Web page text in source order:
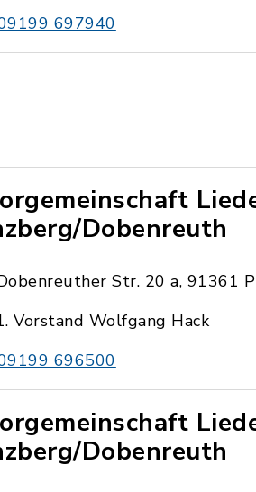
697940
Dobenreuth
Str. 20 a, 91361
Vorstand Wolfgang Hack
696500
Dobenreuth